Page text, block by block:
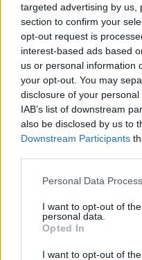
targeted advertising by us,
section to confirm your
opt-out request is
interest-based ads based
us or personal information
your opt-out. You may
disclosure of your
IAB’s list of downstream
also be disclosed by us to
Downstream Participants
Please note that this
not limited to your visit or
grant or deny consent to
use your data for below
consent section.
Personal Data
I want to opt-out of
personal data.
Opted In
I want to opt-out of
To αναπάντεχο
άγνωστο
08.08.2026